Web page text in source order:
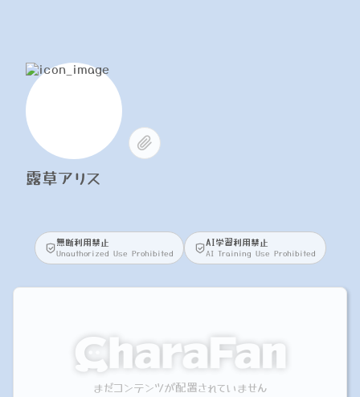
露草アリス
無断利用禁止
Unauthorized Use Prohibited
AI学習利用禁止
AI Training Use Prohibited
まだコンテンツが配置されていません